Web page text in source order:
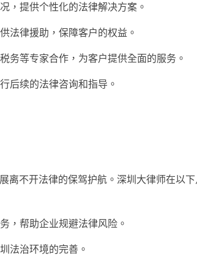
，提供个性化的法律解决方案。
法律援助，保障客户的权益。
务等专家合作，为客户提供全面的服务。
后续的法律咨询和指导。
离不开法律的保驾护航。深圳大律师在以
，帮助企业规避法律风险。
法治环境的完善。